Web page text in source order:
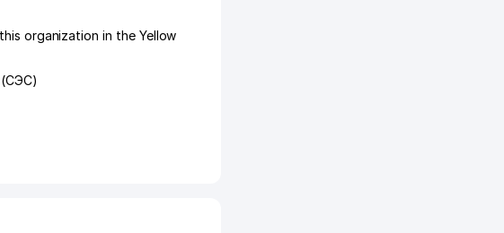
organization in the Yellow